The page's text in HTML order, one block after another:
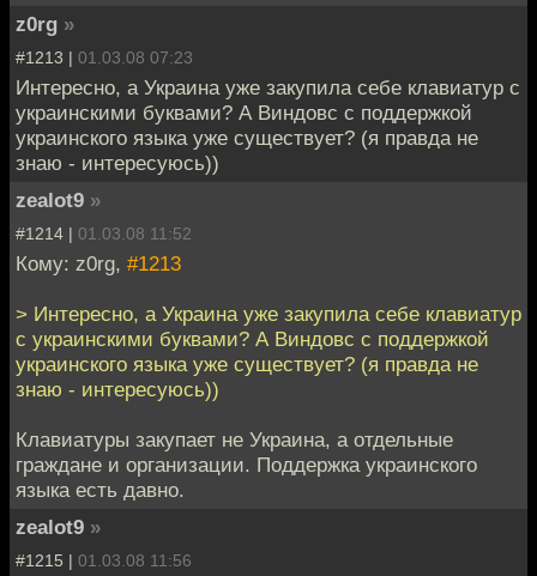
z0rg »
#1213 | 01.03.08 07:23
Интересно, а Украина уже закупила себе клавиатур с
украинскими буквами? А Виндовс с поддержкой
украинского языка уже существует? (я правда не
знаю - интересуюсь))
zealot9 »
#1214 | 01.03.08 11:52
Кому: z0rg, #1213
> Интересно, а Украина уже закупила себе клавиатур
с украинскими буквами? А Виндовс с поддержкой
украинского языка уже существует? (я правда не
знаю - интересуюсь))
Клавиатуры закупает не Украина, а отдельные
граждане и организации. Поддержка украинского
языка есть давно.
zealot9 »
#1215 | 01.03.08 11:56